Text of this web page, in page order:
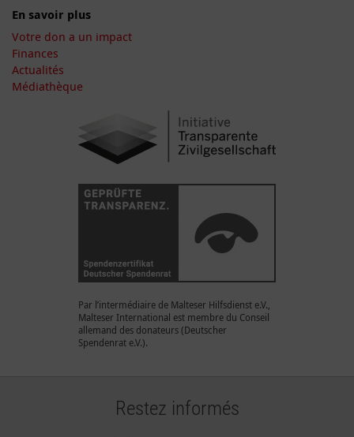
En savoir plus
Votre don a un impact
Finances
Actualités
Médiathèque
Par l’intermédiaire de Malteser Hilfsdienst e.V.,
Malteser International est membre du Conseil
allemand des donateurs (Deutscher
Spendenrat e.V.).
Restez informés